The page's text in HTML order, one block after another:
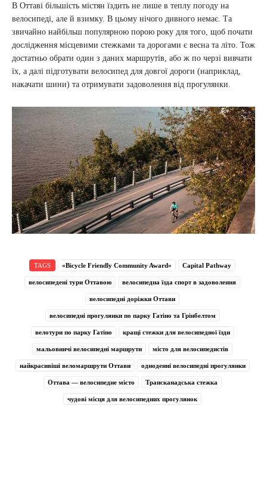
В Оттаві більшість містян їздить не лише в теплу погоду на
велосипеді, але й взимку. В цьому нічого дивного немає. Та
звичайно найбільш популярною порою року для того, щоб почати
дослідження місцевими стежками та дорогами є весна та літо. Тож
достатньо обрати один з даних маршрутів, або ж по черзі вивчати
їх, а далі підготувати велосипед для довгої дороги (наприклад,
накачати шини) та отримувати задоволення від прогулянки.
TAGS «Bicycle Friendly Community Award» Capital Pathway
велосипедені тури Оттавою велосипедна їзда спорт в задоволення
велосипедні доріжки Оттави
велосипедні прогулянки по парку Гатіно та Грінбелтом
велотури по парку Гатіно кращі стежки для велосипедної їзди
мальовничі велосипедні маршрути місто для велосипедистів
найкрасивіші веломаршрути Оттави одноденні велосипедні прогулянки
Оттава — велосипедне місто Трансканадська стежка
чудові місця для велосипедних прогулянок